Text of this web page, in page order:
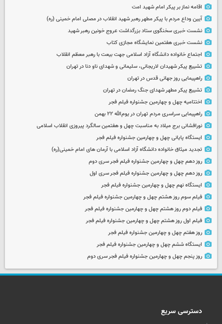
اقامه نماز بر پیکر امام شهید امت
آیین وداع مردم با پیکر مطهر رهبر شهید انقلاب در مصلی امام خمینی (ره)
نشست خبری سخنگوی ستاد بزرگداشت عروج خونین رهبر شهید
نشست خبری هفتمین نمایشگاه مجازی کتاب
اجتماع خانواده دانشگاه آزاد اسلامی جهت بیعت با رهبر معظم انقلاب
تشییع پیکر شهیدان لاریجانی، سلیمانی و شهدای ناو دنا در تهران
راهپیمایی روز جهانی قدس در تهران
تشییع پیکر مطهر شهدای جنگ رمضان در تهران
اختتامیه چهل و چهارمین جشنواره فیلم فجر
راهپیمایی سراسری مردم تهران در یوم‌الله ۲۲ بهمن
نورافشانی برج میلاد به مناسبت چهل‌ و هفتمین سالگرد پیروزی انقلاب اسلامی
ایستگاه پایانی چهل و چهارمین جشنواره فیلم فجر
تجدید میثاق خانواده دانشگاه آزاد اسلامی با آرمان های امام خمینی(ره)
روز دهم چهل و چهارمین جشنواره فیلم فجر سری دوم
روز دهم چهل و چهارمین جشنواره فیلم فجر سری اول
ایستگاه نهم چهل و چهارمین جشنواره فیلم فجر
فیلم سوم روز هشتم چهل و چهارمین جشنواره فیلم فجر
فیلم دوم روز هشتم چهل و چهارمین جشنواره فیلم فجر
فیلم اول روز هشتم چهل و چهارمین جشنواره فیلم فجر
روز هفتم چهل و چهارمین جشنواره فیلم فجر
ایستگاه ششم چهل و چهارمین جشنواره فیلم فجر
روز پنجم چهل و چهارمین جشنواره فیلم فجر سری دوم
دسترسی سریع